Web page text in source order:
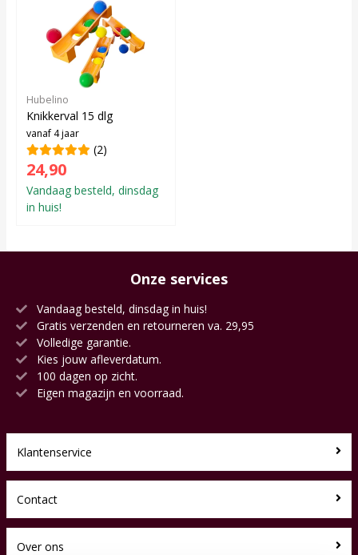
Hubelino
Knikkerval 15 dlg
vanaf 4 jaar
(2)
24,90
Vandaag besteld, dinsdag
in huis!
Onze services
Vandaag besteld, dinsdag in huis!
Gratis verzenden en retourneren va. 29,95
Volledige garantie.
Kies jouw afleverdatum.
100 dagen op zicht.
Eigen magazijn en voorraad.
Klantenservice
Contact
Over ons